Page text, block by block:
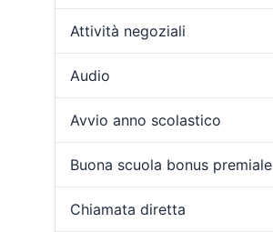
Attività negoziali
Audio
Avvio anno scolastico
Buona scuola bonus premiale
Chiamata diretta